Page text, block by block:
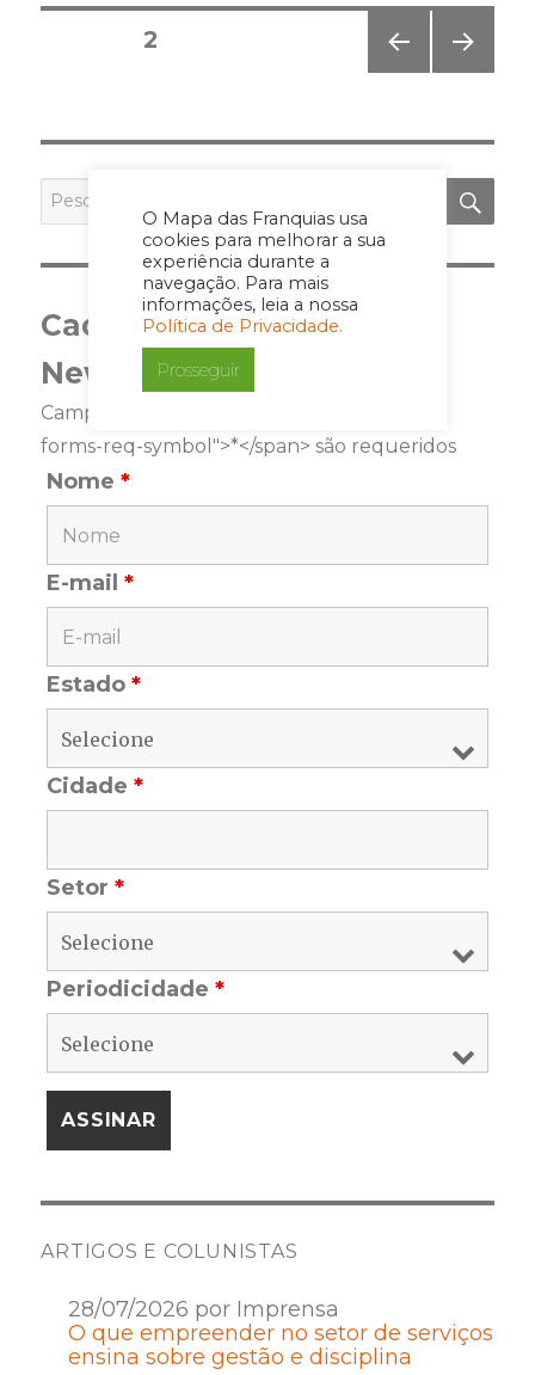
O Mapa das Franquias usa
cookies para melhorar a sua
experiência durante a
navegação. Para mais
informações, leia a nossa
Política de Privacidade.
Prosseguir
Posts
ERIO
PÁGINA2
NA
por:
Cadastre-se para a
Newsletter
Campos marcados com <span class="ninja-
forms-req-symbol">*</span> são requeridos
Nome*
E-mail*
Estado*
Cidade*
Setor*
Periodicidade*
ARTIGOS E COLUNISTAS
28/07/2026 por Imprensa
O que empreender no setor de serviços
ensina sobre gestão e disciplina